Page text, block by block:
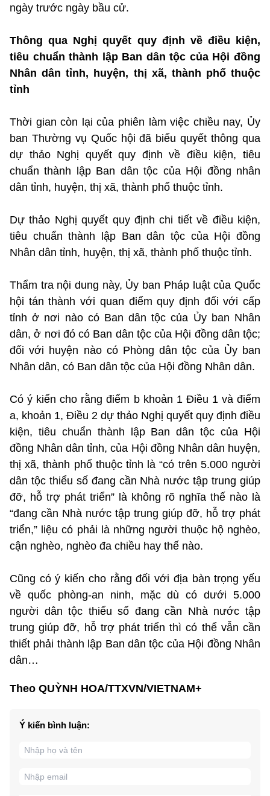
ngày trước ngày bầu cử.
Thông qua Nghị quyết quy định về điều kiện,
tiêu chuẩn thành lập Ban dân tộc của Hội đồng
Nhân dân tỉnh, huyện, thị xã, thành phố thuộc
tỉnh
Thời gian còn lại của phiên làm việc chiều nay, Ủy
ban Thường vụ Quốc hội đã biểu quyết thông qua
dự thảo Nghị quyết quy định về điều kiện, tiêu
chuẩn thành lập Ban dân tộc của Hội đồng nhân
dân tỉnh, huyện, thị xã, thành phố thuộc tỉnh.
Dự thảo Nghị quyết quy định chi tiết về điều kiện,
tiêu chuẩn thành lập Ban dân tộc của Hội đồng
Nhân dân tỉnh, huyện, thị xã, thành phố thuộc tỉnh.
Thẩm tra nội dung này, Ủy ban Pháp luật của Quốc
hội tán thành với quan điểm quy định đối với cấp
tỉnh ở nơi nào có Ban dân tộc của Ủy ban Nhân
dân, ở nơi đó có Ban dân tộc của Hội đồng dân tộc;
đối với huyện nào có Phòng dân tộc của Ủy ban
Nhân dân, có Ban dân tộc của Hội đồng Nhân dân.
Có ý kiến cho rằng điểm b khoản 1 Điều 1 và điểm
a, khoản 1, Điều 2 dự thảo Nghị quyết quy định điều
kiện, tiêu chuẩn thành lập Ban dân tộc của Hội
đồng Nhân dân tỉnh, của Hội đồng Nhân dân huyện,
thị xã, thành phố thuộc tỉnh là “có trên 5.000 người
dân tộc thiểu số đang cần Nhà nước tập trung giúp
đỡ, hỗ trợ phát triển” là không rõ nghĩa thế nào là
“đang cần Nhà nước tập trung giúp đỡ, hỗ trợ phát
triển,” liệu có phải là những người thuộc hộ nghèo,
cận nghèo, nghèo đa chiều hay thế nào.
Cũng có ý kiến cho rằng đối với địa bàn trọng yếu
về quốc phòng-an ninh, mặc dù có dưới 5.000
người dân tộc thiểu số đang cần Nhà nước tập
trung giúp đỡ, hỗ trợ phát triển thì có thể vẫn cần
thiết phải thành lập Ban dân tộc của Hội đồng Nhân
dân…
Theo QUỲNH HOA/TTXVN/VIETNAM+
Ý kiến bình luận: